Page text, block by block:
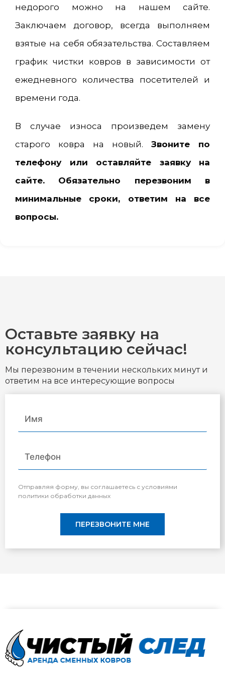
недорого можно на нашем сайте.
Заключаем договор, всегда выполняем
взятые на себя обязательства. Составляем
график чистки ковров в зависимости от
ежедневного количества посетителей и
времени года.
В случае износа произведем замену
старого ковра на новый. Звоните по
телефону или оставляйте заявку на
сайте. Обязательно перезвоним в
минимальные сроки, ответим на все
вопросы.
Оставьте заявку на
консультацию сейчас!
Мы перезвоним в течении нескольких минут и
ответим на все интересующие вопросы
Отправляя форму, вы соглашаетесь с условиями
политики обработки данных
ПЕРЕЗВОНИТЕ МНЕ